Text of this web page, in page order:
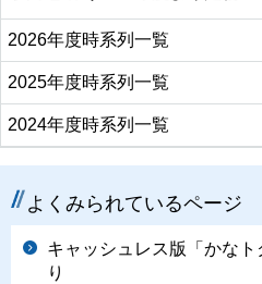
2026年度時系列一覧
2025年度時系列一覧
2024年度時系列一覧
よくみられているページ
キャッシュレス版「かな
り